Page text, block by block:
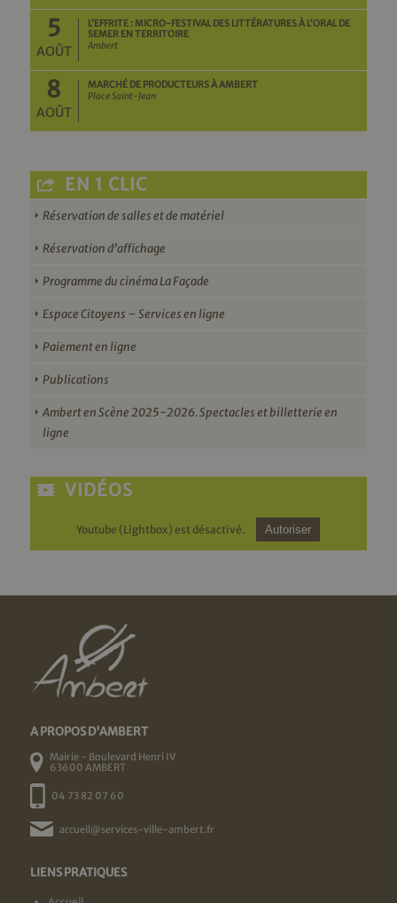
5
AOÛT
L’EFFRITE : MICRO-FESTIVAL DES LITTÉRATURES À L’ORAL DE
SEMER EN TERRITOIRE
Ambert
8
AOÛT
MARCHÉ DE PRODUCTEURS À AMBERT
Place Saint-Jean
EN 1 CLIC
Réservation de salles et de matériel
Réservation d’affichage
Programme du cinéma La Façade
Espace Citoyens – Services en ligne
Paiement en ligne
Publications
Ambert en Scène 2025-2026. Spectacles et billetterie en
ligne
VIDÉOS
Youtube (Lightbox) est désactivé. Autoriser
A PROPOS D'AMBERT
Mairie - Boulevard Henri IV
63600 AMBERT
04 73 82 07 60
accueil@services-ville-ambert.fr
LIENS PRATIQUES